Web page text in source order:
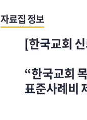
자료집 정보
[한국교회
“한국교회
표준사례비